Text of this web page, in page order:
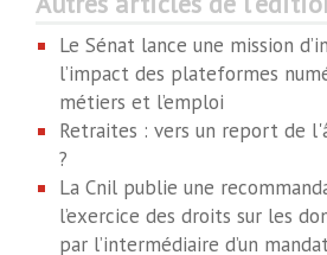
Le Sénat lance une mission
l’impact des plateformes
métiers et l’emploi
Retraites : vers un report de
?
La Cnil publie une
l’exercice des droits sur les
par l’intermédiaire d’un